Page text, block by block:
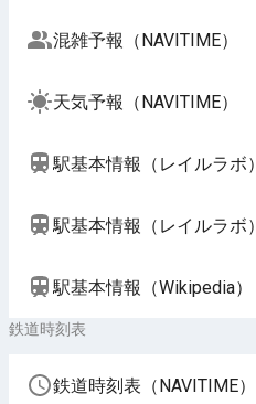
混雑予報（NAVITIME）
天気予報（NAVITIME）
駅基本情報（レイルラボ）
駅基本情報（レイルラボ）
駅基本情報（Wikipedia）
鉄道時刻表
鉄道時刻表（NAVITIME）